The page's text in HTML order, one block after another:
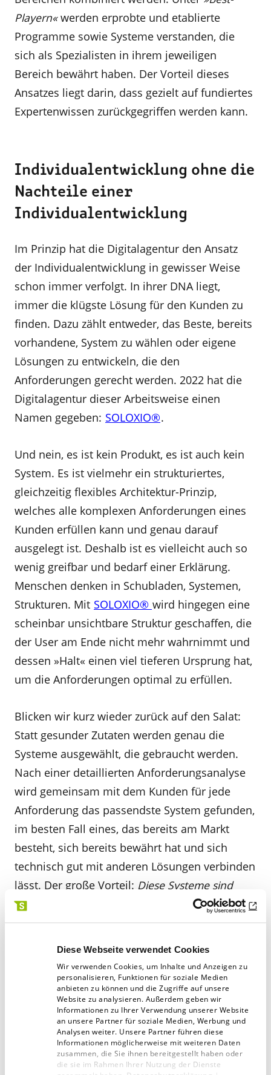
Diese Webseite verwendet Cookies
Wir verwenden Cookies, um Inhalte und Anzeigen zu
personalisieren, Funktionen für soziale Medien
anbieten zu können und die Zugriffe auf unsere
Website zu analysieren. Außerdem geben wir
Informationen zu Ihrer Verwendung unserer Website
an unsere Partner für soziale Medien, Werbung und
Analysen weiter. Unsere Partner führen diese
Informationen möglicherweise mit weiteren Daten
zusammen, die Sie ihnen bereitgestellt haben oder
die sie im Rahmen Ihrer Nutzung der Dienste
Playern«werden erprobte und etablierte
Programme sowie Systeme verstanden, die
sich als Spezialisten in ihrem jeweiligen
Bereich bewährt haben. Der Vorteil dieses
Ansatzes liegt darin, dass gezielt auf fundiertes
Expertenwissen zurückgegriffen werden kann.
Individualentwicklung ohne die
Nachteile einer
Individualentwicklung
Im Prinzip hat die Digitalagentur den Ansatz
der Individualentwicklung in gewisser Weise
schon immer verfolgt. In ihrer DNA liegt,
immer die klügste Lösung für den Kunden zu
finden. Dazu zählt entweder, das Beste, bereits
vorhandene, System zu wählen oder eigene
Lösungen zu entwickeln, die den
Anforderungen gerecht werden. 2022 hat die
Digitalagentur dieser Arbeitsweise einen
Namen gegeben: SOLOXIO®.
Und nein, es ist kein Produkt, es ist auch kein
System. Es ist vielmehr ein strukturiertes,
gleichzeitig flexibles Architektur-Prinzip,
welches alle komplexen Anforderungen eines
Kunden erfüllen kann und genau darauf
ausgelegt ist. Deshalb ist es vielleicht auch so
wenig greifbar und bedarf einer Erklärung.
Menschen denken in Schubladen, Systemen,
Strukturen. Mit SOLOXIO® wird hingegen eine
scheinbar unsichtbare Struktur geschaffen, die
der User am Ende nicht mehr wahrnimmt und
dessen »Halt« einen viel tieferen Ursprung hat,
um die Anforderungen optimal zu erfüllen.
Blicken wir kurz wieder zurück auf den Salat:
Statt gesunder Zutaten werden genau die
Systeme ausgewählt, die gebraucht werden.
Nach einer detaillierten Anforderungsanalyse
wird gemeinsam mit dem Kunden für jede
Anforderung das passendste System gefunden,
im besten Fall eines, das bereits am Markt
besteht, sich bereits bewährt hat und sich
technisch gut mit anderen Lösungen verbinden
lässt. Der große Vorteil: Diese Systeme sind
erprobt. Sollte es für eine Anforderung kein
passendes System am Markt geben, wird eine
Individualentwicklung)
. Das SOLOXIO®‑
Prinzip
verbindet ausgewählte Systeme so
miteinander, dass ihre Stärken optimal genutzt
werden, ohne enge, schwer lösbare
Abhängigkeiten zwischen den Komponenten
entstehen zu lassen. Wichtig dabei:Es handelt